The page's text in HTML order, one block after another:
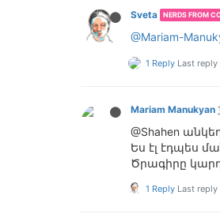
Sveta NERDS FROM
@Mariam-
1 Reply Last reply
Mariam Manukyan
@Shahen
Ես էլ էդպես
Ծրագիրը
1 Reply Last reply